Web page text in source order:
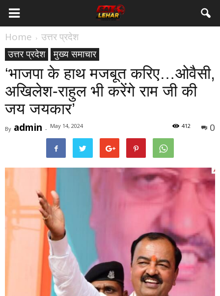
Home
उत्तर प्रदेश
उत्तर प्रदेश
मुख्य समाचार
‘भाजपा के हाथ मजबूत करिए…ओवैसी,
अखिलेश-राहुल भी करेंगे राम जी की
जय जयकार’
By admin - May 14, 2024 0
412